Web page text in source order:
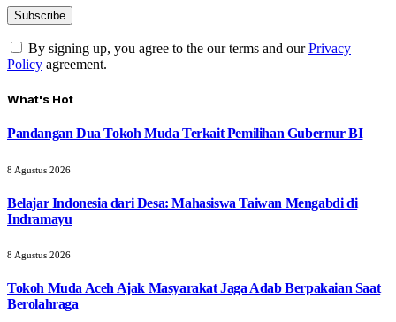
By signing up, you agree to the our terms and ourPrivacy
Policy agreement.
What's Hot
Pandangan Dua Tokoh Muda Terkait Pemilihan Gubernur BI
8 Agustus 2026
Belajar Indonesia dari Desa: Mahasiswa Taiwan Mengabdi di
Indramayu
8 Agustus 2026
Tokoh Muda Aceh Ajak Masyarakat Jaga Adab Berpakaian Saat
Berolahraga